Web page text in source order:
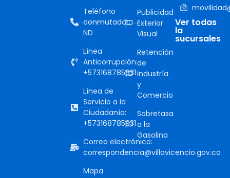
Teléfono
conmutador:
ND
Línea
Anticorrupción:
+573168785931
Línea de
Servicio a la
Ciudadanía:
+573168785931
Correo electrónico:
correspondencia@villavicencio.gov.co
Mapa
Publicidad
Exterior
Visual
Retención
de
Industría
y
Comercio
Sobretasa
a la
Gasolina
Ver todas
la
sucursales